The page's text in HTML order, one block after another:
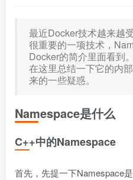
最近Docker技术越来越
很重要的一项技术，
Docker的简介里面看到。
在这里总结一下它的内
来的一些疑惑。
Namespace是什么
C++中的Namespace
首先，先提一下Namespace